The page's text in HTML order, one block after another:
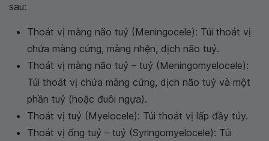
sau:
Thoát vị màng não tuỷ (Meningocele): Túi thoát vị
chứa màng cứng, màng nhện, dịch não tuỷ.
Thoát vị màng não tuỷ – tuỷ (Meningomyelocele):
Túi thoát vị chứa màng cứng, dịch não tuỷ và một
phần tuỷ (hoặc đuôi ngựa).
Thoát vị tuỷ (Myelocele): Túi thoát vị lấp đầy tủy.
Thoát vị ống tuỷ – tuỷ (Syringomyelocele): Túi